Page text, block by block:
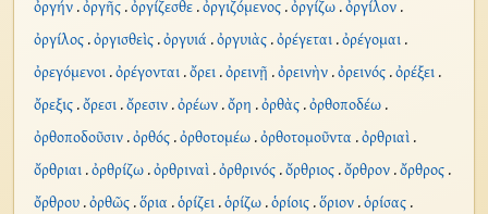
ὀργήν.ὀργῆς.ὀργίζεσθε.ὀργιζόμενος.ὀργίζω.ὀργίλον.
ὀργίλος.ὀργισθεὶς.ὀργυιά .ὀργυιὰς.ὀρέγεται.ὀρέγομαι.
ὀρεγόμενοι.ὀρέγονται.ὄρει.ὀρεινῇ .ὀρεινὴν.ὀρεινός.ὀρέξει.
ὄρεξις.ὄρεσι.ὄρεσιν.ὀρέων.ὄρη .ὀρθὰς.ὀρθοποδέω.
ὀρθοποδοῦσιν.ὀρθός.ὀρθοτομέω.ὀρθοτομοῦντα .ὀρθριαὶ.
ὄρθριαι.ὀρθρίζω.ὀρθριναὶ.ὀρθρινός.ὄρθριος.ὄρθρον.ὄρθρος.
ὄρθρου.ὀρθῶς.ὅρια .ὁρίζει.ὁρίζω.ὁρίοις.ὅριον.ὁρίσας.